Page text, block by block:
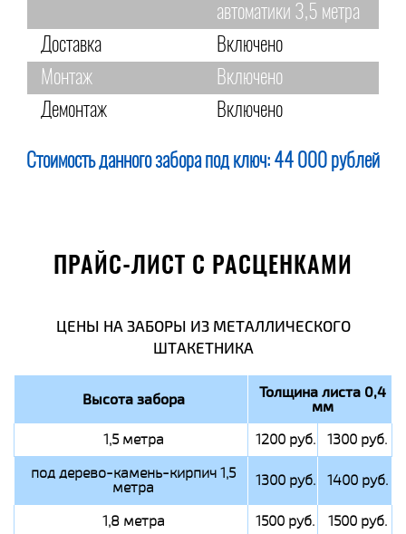
автоматики 3,5 метра
Доставка
Включено
Монтаж
Включено
Демонтаж
Включено
Стоимость данного забора под ключ: 44 000 рублей
ПРАЙС-ЛИСТ С РАСЦЕНКАМИ
ЦЕНЫ НА ЗАБОРЫ ИЗ МЕТАЛЛИЧЕСКОГО
ШТАКЕТНИКА
Высота забора Толщина листа 0,4
мм
1,5 метра 1200 руб.
1300 руб.
под дерево-камень-кирпич 1,5
метра 1300 руб. 1400 руб.
1,8 метра 1500 руб.
1500 руб.